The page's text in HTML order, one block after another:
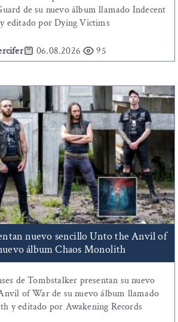
de su nuevo álbum llamado Indecent
editado por Dying Victims
06.08.2026 95
nuevo sencillo Unto the Anvil of
álbum Chaos Monolith
de Tombstalker presentan su nuevo
of War de su nuevo álbum llamado
y editado por Awakening Records